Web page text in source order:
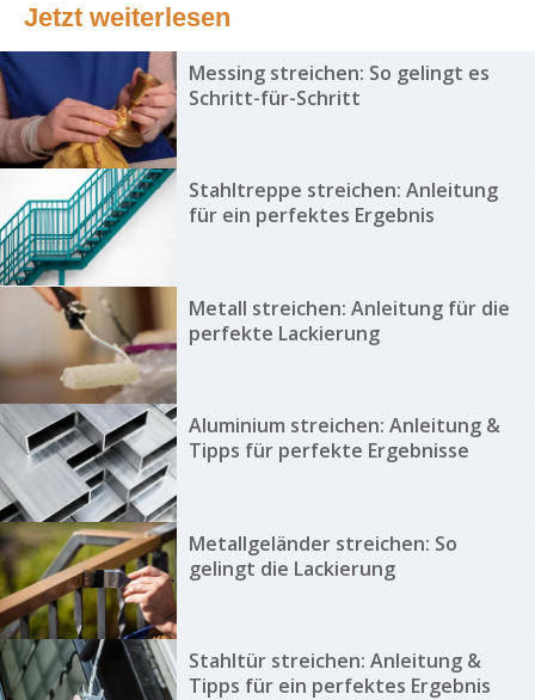
Jetzt weiterlesen
Messing streichen: So gelingt es
Schritt-für-Schritt
Stahltreppe streichen: Anleitung
für ein perfektes Ergebnis
Metall streichen: Anleitung für die
perfekte Lackierung
Aluminium streichen: Anleitung &
Tipps für perfekte Ergebnisse
Metallgeländer streichen: So
gelingt die Lackierung
Stahltür streichen: Anleitung &
Tipps für ein perfektes Ergebnis